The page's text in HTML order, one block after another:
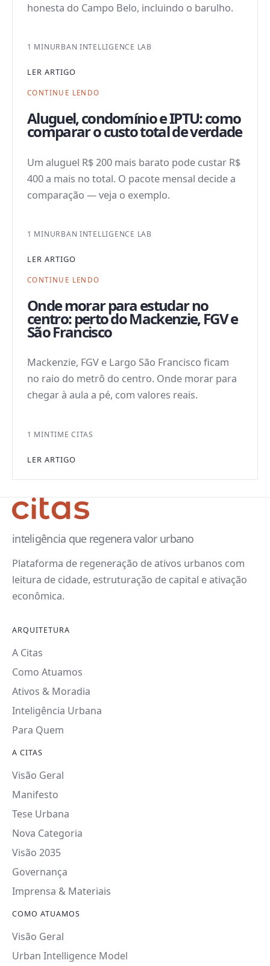
honesta do Campo Belo, incluindo o barulho.
1 MINURBAN INTELLIGENCE LAB
LER ARTIGO
CONTINUE LENDO
Aluguel, condomínio e IPTU: como
comparar o custo total de verdade
Um aluguel R$ 200 mais barato pode custar R$
400 a mais no total. O pacote mensal decide a
comparação — veja o exemplo.
1 MINURBAN INTELLIGENCE LAB
LER ARTIGO
CONTINUE LENDO
Onde morar para estudar no
centro: perto do Mackenzie, FGV e
São Francisco
Mackenzie, FGV e Largo São Francisco ficam
no raio do metrô do centro. Onde morar para
chegar à aula a pé, com valores reais.
1 MINTIME CITAS
LER ARTIGO
inteligência que regenera valor urbano
Plataforma de regeneração de ativos urbanos com
leitura de cidade, estruturação de capital e ativação
econômica.
ARQUITETURA
A Citas
Como Atuamos
Ativos & Moradia
Inteligência Urbana
Para Quem
A CITAS
Visão Geral
Manifesto
Tese Urbana
Nova Categoria
Visão 2035
Governança
Imprensa & Materiais
COMO ATUAMOS
Visão Geral
Urban Intelligence Model